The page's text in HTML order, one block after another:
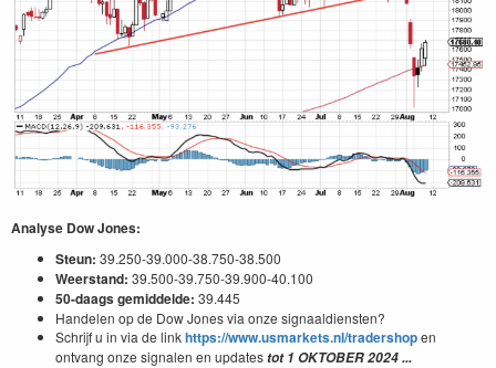
Analyse Dow Jones:
Steun: 39.250-39.000-38.750-38.500
Weerstand: 39.500-39.750-39.900-40.100
50-daags gemiddelde: 39.445
Handelen op de Dow Jones via onze signaaldiensten?
Schrijf u in via de linkhttps://www.usmarkets.nl/tradershopen
ontvang onze signalen en updatestot1 OKTOBER2024...